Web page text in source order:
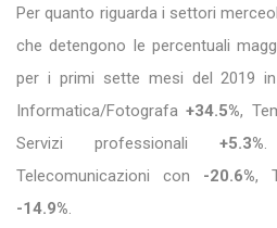
Per quanto riguarda i settori
che detengono le percentuali
per i primi sette mesi del 2019
Informatica/Fotografa+34.5%,
Servizi professionali+5.3%.
Telecomunicazioni con -20.6%,
-14.9%.